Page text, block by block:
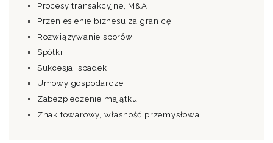
Procesy transakcyjne, M&A
Przeniesienie biznesu za granicę
Rozwiązywanie sporów
Spółki
Sukcesja, spadek
Umowy gospodarcze
Zabezpieczenie majątku
Znak towarowy, własność przemysłowa